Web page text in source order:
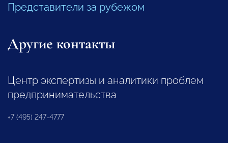
Представители за рубежом
Другие контакты
Центр экспертизы и аналитики проблем
предпринимательства
+7 (495) 247-4777